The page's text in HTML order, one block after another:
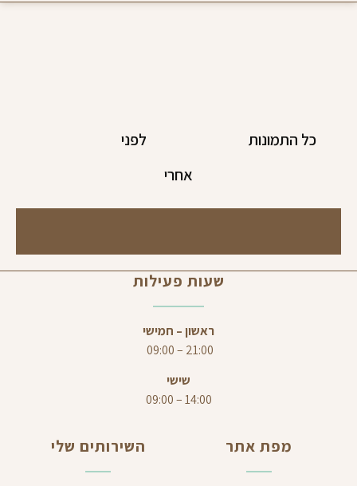
כל התמונות
לפני
אחרי
שעות פעילות
ראשון – חמישי
21:00 – 09:00
שישי
14:00 – 09:00
מפת אתר השירותים שלי